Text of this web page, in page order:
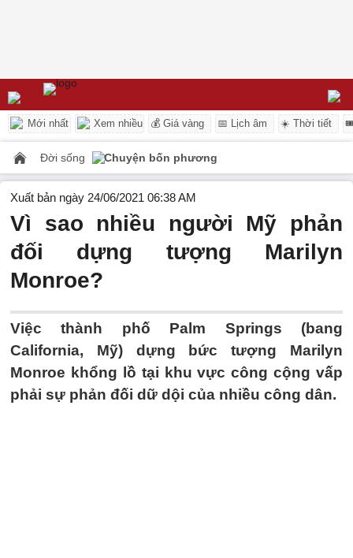
Mới nhất Xem nhiều 💰 Giá vàng 📅 Lịch âm ☀️ Thời tiết
Đời sống Chuyện bốn phương
Xuất bản ngày 24/06/2021 06:38 AM
Vì sao nhiều người Mỹ phản
đối dựng tượng Marilyn
Monroe?
Việc thành phố Palm Springs (bang
California, Mỹ) dựng bức tượng Marilyn
Monroe khổng lồ tại khu vực công cộng vấp
phải sự phản đối dữ dội của nhiều công dân.